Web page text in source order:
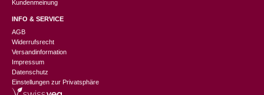
Kundenmeinung
INFO & SERVICE
AGB
Widerrufsrecht
Versandinformation
Impressum
Datenschutz
Einstellungen zur Privatsphäre